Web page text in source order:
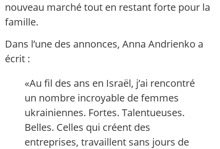
nouveau marché tout en restant forte pour la
famille.
Dans l’une des annonces, Anna Andrienko a
écrit :
«Au fil des ans en Israël, j’ai rencontré
un nombre incroyable de femmes
ukrainiennes. Fortes. Talentueuses.
Belles. Celles qui créent des
entreprises, travaillent sans jours de